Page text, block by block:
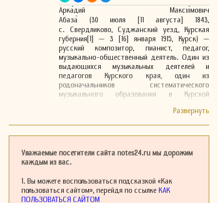
Арка́дий Макси́мович
Абаза́ (30 июля [11 августа] 1843,
с. Свердликово, Суджанский уезд, Курская
губерния[1] — 3 [16] января 1915, Курск) —
русский композитор, пианист, педагог,
музыкально-общественный деятель. Один из
выдающихся музыкальных деятелей и
педагогов Курского края, один из
родоначальников систематического
музыкального образования в Курской
Окончил Харьковское музыкальное училище
Российского музыкального общества, затем
композитор и пианист Александр Дрейшок, а
по классу вокала – бельгиец Камилло
свое мастерство у известного немецкого
дирижера Ханса фон Бюлова.
В 1877 году основал музыкальную школу в
Уважаемые посетители сайта notes24.ru мы дорожим
каждым из вас.
1. Вы можете воспользоваться подсказкой «Как
пользоваться сайтом», перейдя по ссылке КАК
ПОЛЬЗОВАТЬСЯ САЙТОМ